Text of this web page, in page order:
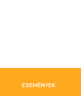
ESEMÉNYEK